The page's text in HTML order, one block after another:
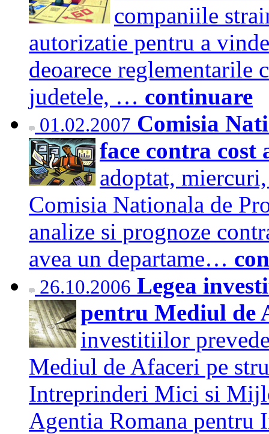
companiile
autorizatie pentru a
deoarece reglementarile
judetele, … continuare
01.02.2007 Comisia
face contra
adoptat,
Comisia Nationala de
analize si prognoze
avea un departame…
26.10.2006 Legea
pentru Mediul de
investitiilor
Mediul de Afaceri pe
Intreprinderi Mici si
Agentia Romana